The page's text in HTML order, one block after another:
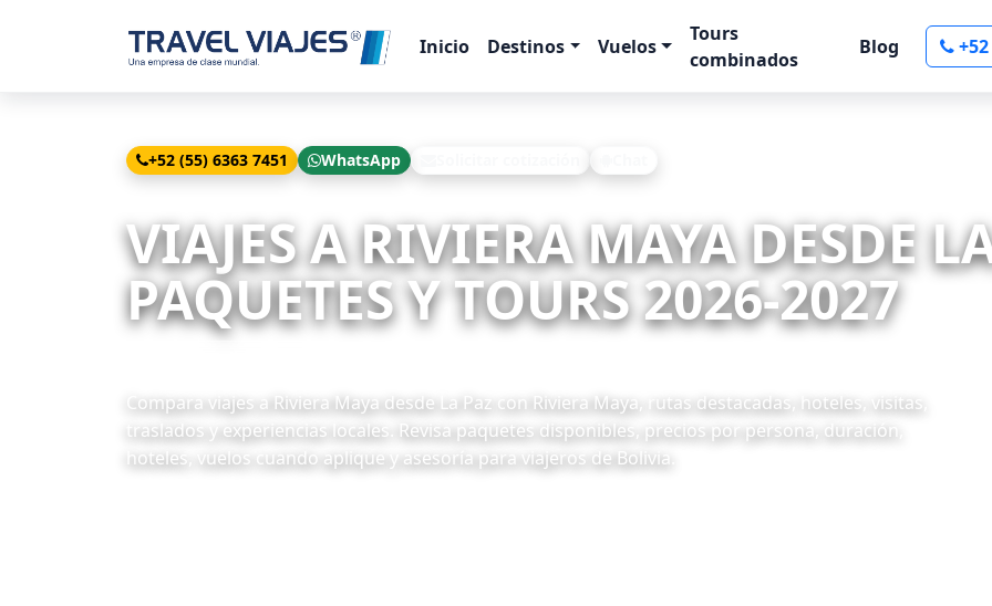
Inicio Destinos Vuelos
Tours
combinados
Blog
+52 (55) 6363 7451 WhatsApp
VIAJES A RIVIERA MAYA DESDE
PAQUETES Y TOURS 2026-2027
Compara viajes a Riviera Maya desde La Paz con Riviera Maya, rutas destacadas, hoteles, visitas,
traslados y experiencias locales. Revisa paquetes disponibles, precios por persona, duración,
hoteles, vuelos cuando aplique y asesoría para viajeros de Bolivia.